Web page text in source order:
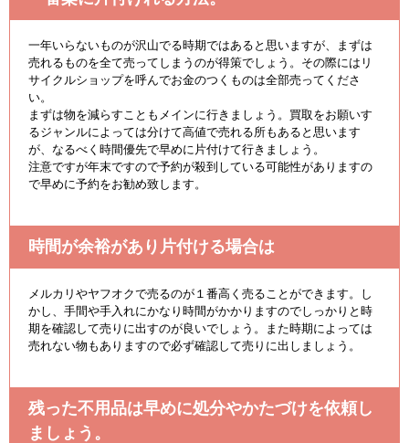
一年いらないものが沢山でる時期ではあると思いますが、まずは
売れるものを全て売ってしまうのが得策でしょう。その際にはリ
サイクルショップを呼んでお金のつくものは全部売ってくださ
い。
まずは物を減らすこともメインに行きましょう。買取をお願いす
るジャンルによっては分けて高値で売れる所もあると思います
が、なるべく時間優先で早めに片付けて行きましょう。
注意ですが年末ですので予約が殺到している可能性がありますの
で早めに予約をお勧め致します。
時間が余裕があり片付ける場合は
メルカリやヤフオクで売るのが１番高く売ることができます。し
かし、手間や手入れにかなり時間がかかりますのでしっかりと時
期を確認して売りに出すのが良いでしょう。また時期によっては
売れない物もありますので必ず確認して売りに出しましょう。
残った不用品は早めに処分やかたづけを依頼し
ましょう。